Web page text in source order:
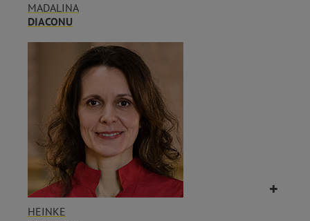
MADALINA
DIACONU
HEINKE